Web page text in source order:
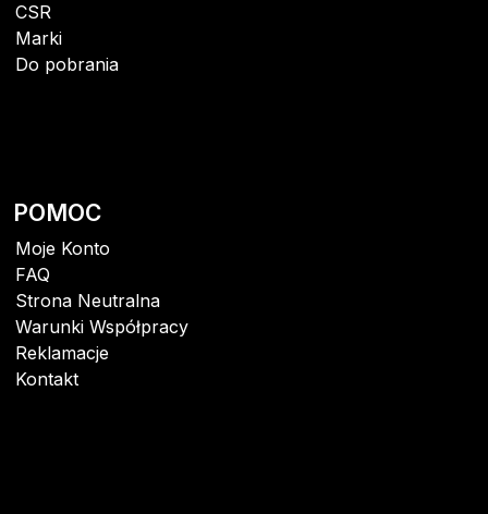
CSR
Marki
Do pobrania
POMOC
Moje Konto
FAQ
Strona Neutralna
Warunki Współpracy
Reklamacje
Kontakt